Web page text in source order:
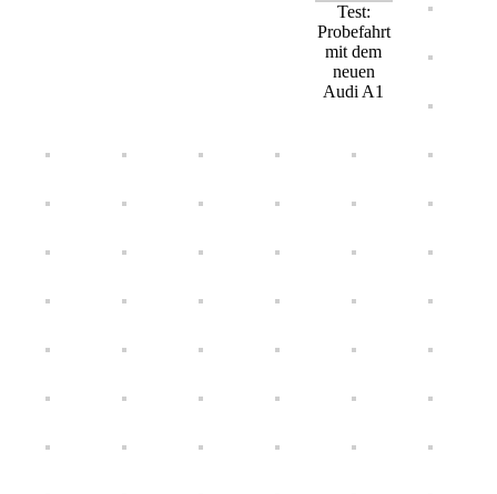
Test:
Probefahrt
mit dem
neuen
Audi A1